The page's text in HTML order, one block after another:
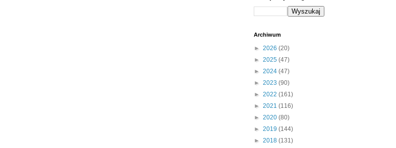
Archiwum
► 2026 (20)
► 2025 (47)
► 2024 (47)
► 2023 (90)
► 2022 (161)
► 2021 (116)
► 2020 (80)
► 2019 (144)
► 2018 (131)